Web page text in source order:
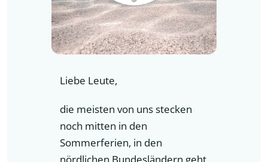
Liebe Leute,
die meisten von uns stecken
noch mitten in den
Sommerferien, in den